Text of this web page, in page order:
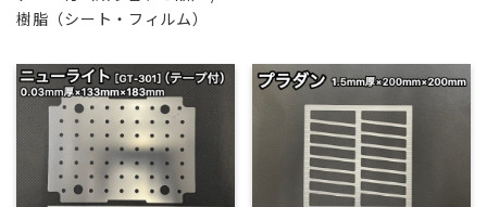
樹脂（シート・フィルム）